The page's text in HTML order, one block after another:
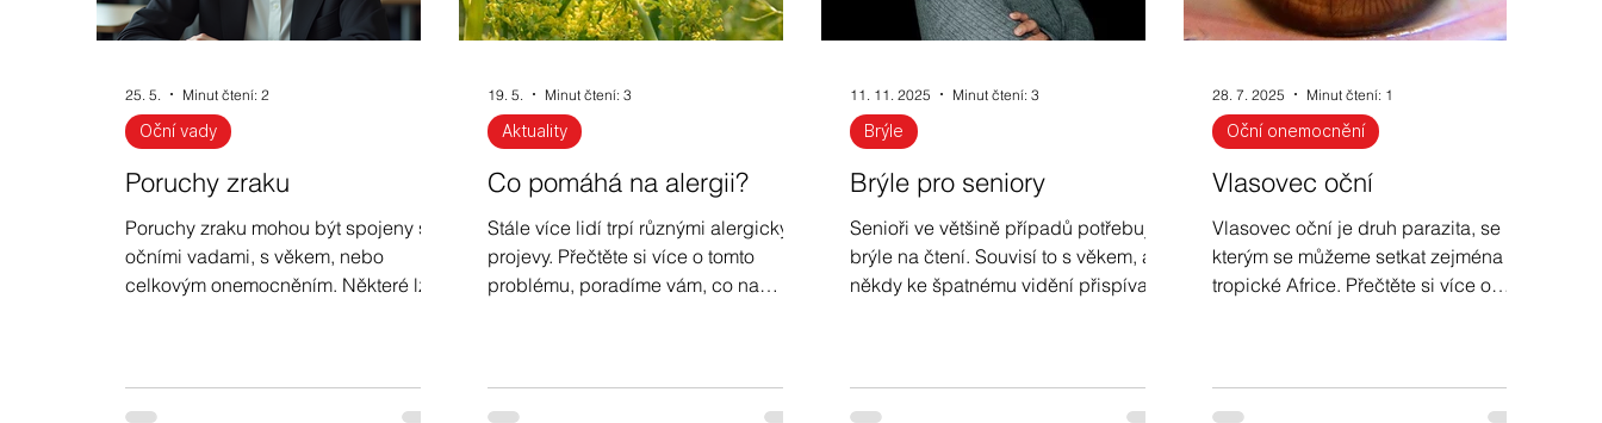
Zdravé oči a vitamín A Beta karoten, karotenoidy Oční jóga Jak zlepšit zrak na dálku Jak vybrat sluneční brýle
Sluneční brýle Brýle pro řidiče Antireflexní brýle Brýle proti modrému světlu Ochrana zraku Fotochromy
Dětské brýlové obruby
Poruchy zraku
Poruchy zraku mohou být spojeny s
očními vadami, s věkem, nebo
celkovým onemocněním. Některé lze
Oční vady
25. 5. Minut čtení: 2
Co pomáhá na alergii?
Stále více lidí trpí různými alergickými
projevy. Přečtěte si více o tomto
problému, poradíme vám, co na
Aktuality
19. 5. Minut čtení: 3
Brýle pro seniory
Senioři ve většině případů potřebují
brýle na čtení. Souvisí to s věkem, ale
někdy ke špatnému vidění přispívají i
Brýle
11. 11. 2025 Minut čtení: 3
Vlasovec oční
Vlasovec oční je druh parazita, se
kterým se můžeme setkat zejména v
tropické Africe. Přečtěte si více o
Oční onemocnění
28. 7. 2025 Minut čtení: 1